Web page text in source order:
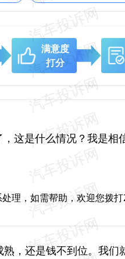
满意度
打分
这是什么情况？我是相
理，如需帮助，欢迎您拨
，还是钱不到位。我们